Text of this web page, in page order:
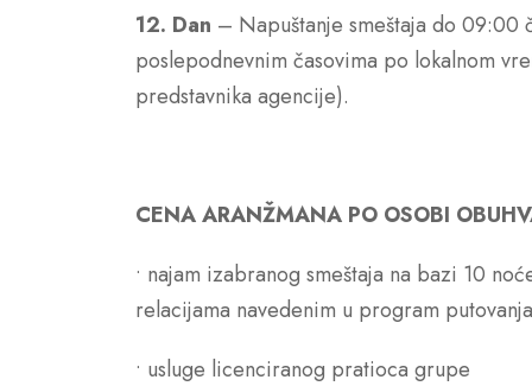
12. Dan – Napuštanje smeštaja do 09:00
poslepodnevnim časovima po lokalnom
predstavnika agencije).
CENA ARANŽMANA PO OSOBI
• najam izabranog smeštaja na bazi 10
relacijama navedenim u program putovanja
• usluge licenciranog pratioca grupe